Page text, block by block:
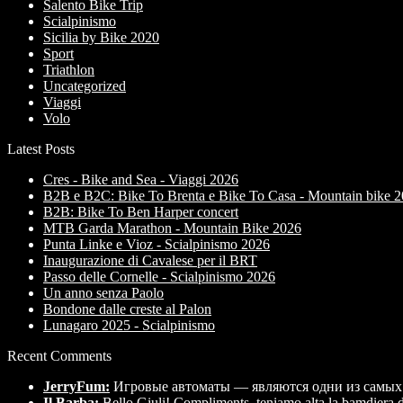
Salento Bike Trip
Scialpinismo
Sicilia by Bike 2020
Sport
Triathlon
Uncategorized
Viaggi
Volo
Latest Posts
Cres - Bike and Sea - Viaggi 2026
B2B e B2C: Bike To Brenta e Bike To Casa - Mountain bike
B2B: Bike To Ben Harper concert
MTB Garda Marathon - Mountain Bike 2026
Punta Linke e Vioz - Scialpinismo 2026
Inaugurazione di Cavalese per il BRT
Passo delle Cornelle - Scialpinismo 2026
Un anno senza Paolo
Bondone dalle creste al Palon
Lunagaro 2025 - Scialpinismo
Recent Comments
JerryFum: Игровые автоматы — являются одни из